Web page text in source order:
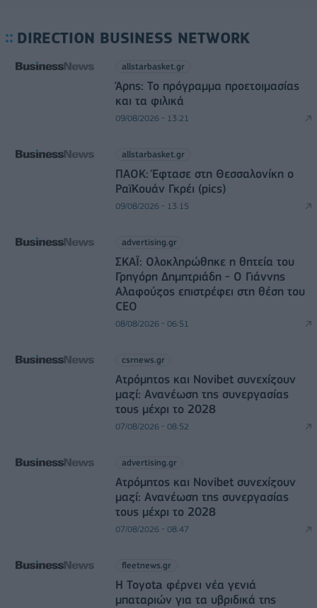
DIRECTION BUSINESS NETWORK
allstarbasket.gr
Άρης: Το πρόγραμμα προετοιμασίας
και τα φιλικά
09/08/2026 - 13:21
allstarbasket.gr
ΠΑΟΚ: Έφτασε στη Θεσσαλονίκη ο
ΡαϊΚουάν Γκρέι (pics)
09/08/2026 - 13:15
advertising.gr
ΣΚΑΪ: Ολοκληρώθηκε η θητεία του
Γρηγόρη Δημητριάδη - Ο Γιάννης
Αλαφούζος επιστρέφει στη θέση του
CEO
08/08/2026 - 06:51
csrnews.gr
Ατρόμητος και Novibet συνεχίζουν
μαζί: Ανανέωση της συνεργασίας
τους μέχρι το 2028
07/08/2026 - 08:52
advertising.gr
Ατρόμητος και Novibet συνεχίζουν
μαζί: Ανανέωση της συνεργασίας
τους μέχρι το 2028
07/08/2026 - 08:47
fleetnews.gr
Η Toyota φέρνει νέα γενιά
μπαταριών για τα υβριδικά της